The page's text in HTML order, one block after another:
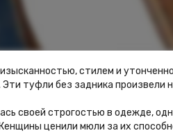
стилем и
туфли без задника
своей строгостью в одежде,
ценили мюли за их